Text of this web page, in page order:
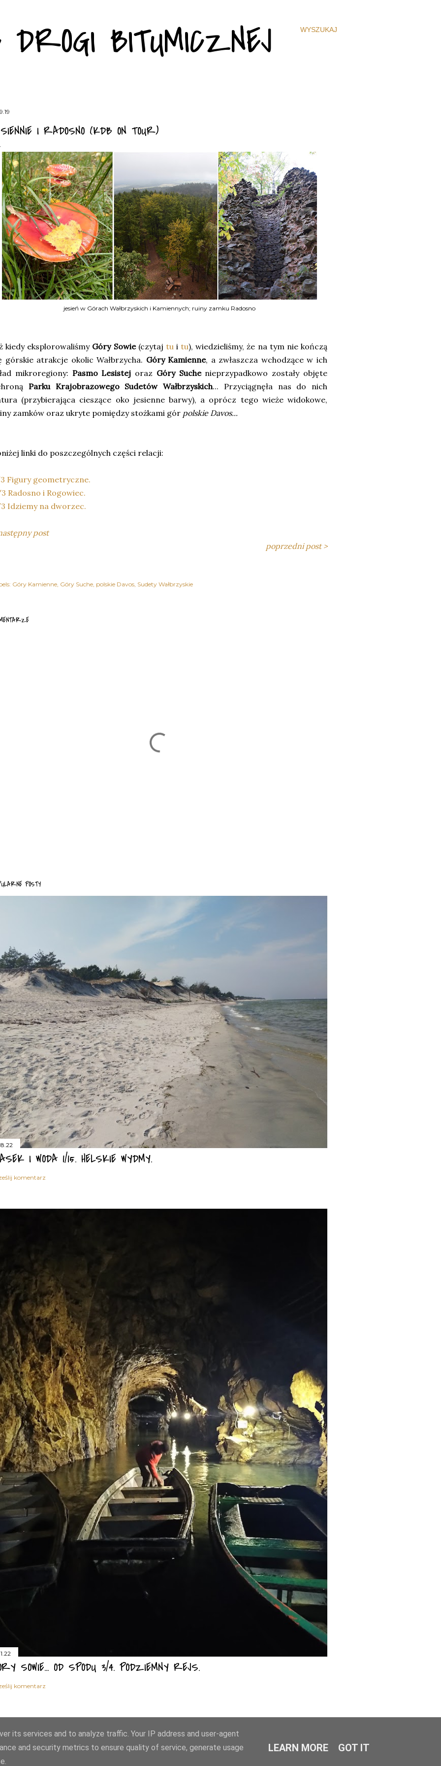
WYSZUKAJ
DROGI BITUMICZNEJ
I RADOSNO (KDB ON TOUR)
jesień w Górach Wałbrzyskich i Kamiennych; ruiny zamku Radosno
kiedy eksplorowaliśmy Góry Sowie (czytaj tuitu), wiedzieliśmy, że na tym nie kończą
górskie atrakcje okolic Wałbrzycha. Góry Kamienne, a zwłaszcza wchodzące w ich
mikroregiony: Pasmo Lesistej oraz Góry Suchenieprzypadkowo zostały objęte
Parku Krajobrazowego Sudetów Wałbrzyskich... Przyciągnęła nas do nich
(przybierająca cieszące oko jesienne barwy), a oprócz tego wieże widokowe,
zamków oraz ukryte pomiędzy stożkami gór polskie Davos...
linki do poszczególnych części relacji:
Figury geometryczne.
Radosno i Rogowiec.
Idziemy na dworzec.
post
poprzedni post >
Góry Kamienne Góry Suche polskie Davos Sudety Wałbrzyskie
POSTY
I WODA 1/15. HELSKIE WYDMY.
komentarz
SOWIE... OD SPODU 3/4. PODZIEMNY REJS.
komentarz
Obsługiwane przez usługę Blogger
its services and to analyze traffic. Your IP address and user-agent
and security metrics to ensure quality of service, generate usage
LEARN MORE GOT IT